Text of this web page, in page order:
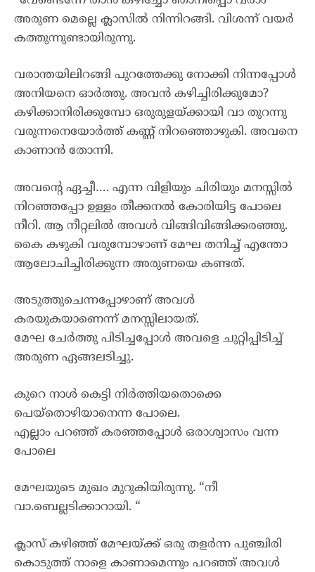
അരുണ മെല്ലെ ക്ലാസിൽ നിന്നിറങ്ങി. വിശന്ന് വയർ
കത്തുന്നുണ്ടായിരുന്നു.
വരാന്തയിലിറങ്ങി പുറത്തേക്കു നോക്കി നിന്നപ്പോൾ
അനിയനെ ഓർത്തു. അവൻ കഴിച്ചിരിക്കുമോ?
കഴിക്കാനിരിക്കുമ്പോ ഒരുരുളയ്ക്കായി വാ തുറന്നു
വരുന്നനെയോർത്ത് കണ്ണ് നിറഞ്ഞൊഴുകി. അവനെ
കാണാൻ തോന്നി.
അവൻ്റെ ഏച്ചീ…. എന്ന വിളിയും ചിരിയും മനസ്സിൽ
നിറഞ്ഞപ്പോ ഉള്ളം തീക്കനൽ കോരിയിട്ട പോലെ
നീറി. ആ നീറ്റലിൽ അവൾ വിങ്ങിവിങ്ങിക്കരഞ്ഞു.
കൈ കഴുകി വരുമ്പോഴാണ് മേഘ തനിച്ച് എന്തോ
ആലോചിച്ചിരിക്കുന്ന അരുണയെ കണ്ടത്.
അടുത്തുചെന്നപ്പോഴാണ് അവൾ
കരയുകയാണെന്ന് മനസ്സിലായത്.
മേഘ ചേർത്തു പിടിച്ചപ്പോൾ അവളെ ചുറ്റിപ്പിടിച്ച്
അരുണ ഏങ്ങലടിച്ചു.
കുറെ നാൾ കെട്ടി നിർത്തിയതൊക്കെ
പെയ്തൊഴിയാനെന്ന പോലെ.
എല്ലാം പറഞ്ഞ് കരഞ്ഞപ്പോൾ ഒരാശ്വാസം വന്ന
പോലെ
മേഘയുടെ മുഖം മുറുകിയിരുന്നു. “നീ
വാ.ബെല്ലടിക്കാറായി. “
ക്ലാസ് കഴിഞ്ഞ് മേഘയ്ക്ക് ഒരു തളർന്ന പുഞ്ചിരി
കൊടുത്ത് നാളെ കാണാമെന്നും പറഞ്ഞ് അവൾ